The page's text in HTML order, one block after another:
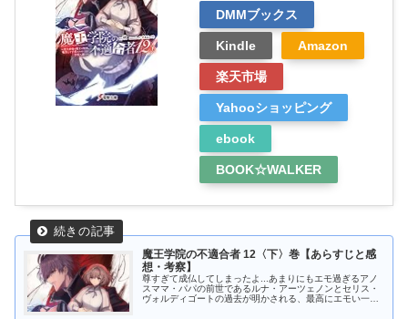
DMMブックス
Kindle Amazon
楽天市場
Yahooショッピング
ebook
BOOK☆WALKER
魔王学院の不適合者 12〈下〉巻【あらすじと感
想・考察】
尊すぎて成仏してしまったよ...あまりにもエモ過ぎるアノ
スママ・パパの前世であるルナ・アーツェノンとセリス・
ヴォルディゴートの過去が明かされる、最高にエモい一冊